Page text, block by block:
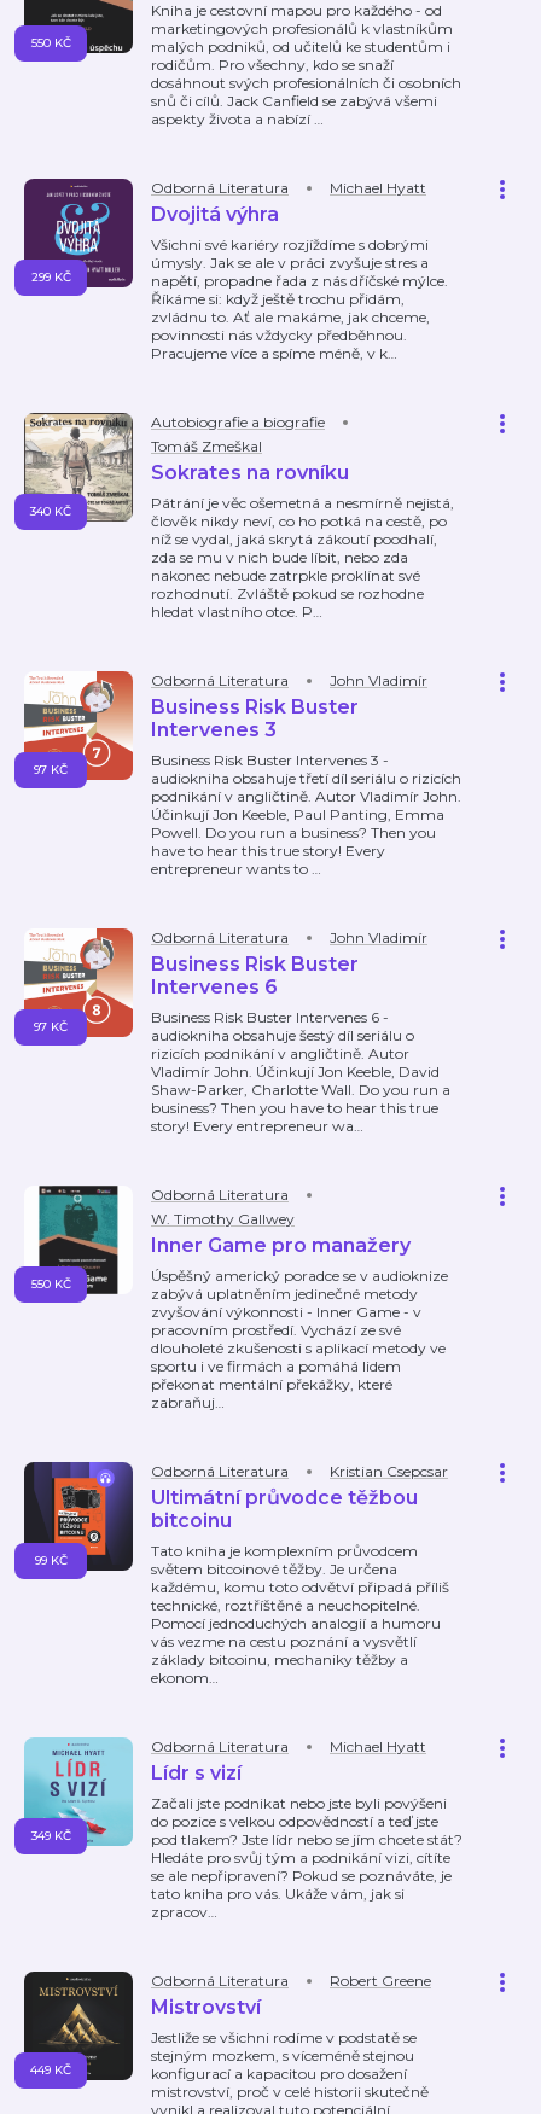
Kniha je cestovní mapou pro každého - od
marketingových profesionálů k vlastníkům
malých podniků, od učitelů ke studentům i
rodičům. Pro všechny, kdo se snaží
dosáhnout svých profesionálních či osobních
snů či cílů. Jack Canfield se zabývá všemi
aspekty života a nabízí …
550 KČ
Odborná Literatura Michael Hyatt
Dvojitá výhra
Všichni své kariéry rozjíždíme s dobrými
úmysly. Jak se ale v práci zvyšuje stres a
napětí, propadne řada z nás dříčské mýlce.
Říkáme si: když ještě trochu přidám,
zvládnu to. Ať ale makáme, jak chceme,
povinnosti nás vždycky předběhnou.
Pracujeme více a spíme méně, v k…
299 KČ
Autobiografie a biografie
Tomáš Zmeškal
Sokrates na rovníku
Pátrání je věc ošemetná a nesmírně nejistá,
člověk nikdy neví, co ho potká na cestě, po
níž se vydal, jaká skrytá zákoutí poodhalí,
zda se mu v nich bude líbit, nebo zda
nakonec nebude zatrpkle proklínat své
rozhodnutí. Zvláště pokud se rozhodne
hledat vlastního otce. P…
340 KČ
Odborná Literatura John Vladimír
Business Risk Buster
Intervenes 3
Business Risk Buster Intervenes 3 -
audiokniha obsahuje třetí díl seriálu o rizicích
podnikání v angličtině. Autor Vladimír John.
Účinkují Jon Keeble, Paul Panting, Emma
Powell. Do you run a business? Then you
have to hear this true story! Every
entrepreneur wants to …
97 KČ
Odborná Literatura John Vladimír
Business Risk Buster
Intervenes 6
Business Risk Buster Intervenes 6 -
audiokniha obsahuje šestý díl seriálu o
rizicích podnikání v angličtině. Autor
Vladimír John. Účinkují Jon Keeble, David
Shaw-Parker, Charlotte Wall. Do you run a
business? Then you have to hear this true
story! Every entrepreneur wa…
97 KČ
Odborná Literatura
W. Timothy Gallwey
Inner Game pro manažery
Úspěšný americký poradce se v audioknize
zabývá uplatněním jedinečné metody
zvyšování výkonnosti - Inner Game - v
pracovním prostředí. Vychází ze své
dlouholeté zkušenosti s aplikací metody ve
sportu i ve firmách a pomáhá lidem
překonat mentální překážky, které
zabraňuj…
550 KČ
Odborná Literatura Kristian Csepcsar
Ultimátní průvodce těžbou
bitcoinu
Tato kniha je komplexním průvodcem
světem bitcoinové těžby. Je určena
každému, komu toto odvětví připadá příliš
technické, roztříštěné a neuchopitelné.
Pomocí jednoduchých analogií a humoru
vás vezme na cestu poznání a vysvětlí
základy bitcoinu, mechaniky těžby a
ekonom…
99 KČ
Odborná Literatura Michael Hyatt
Lídr s vizí
Začali jste podnikat nebo jste byli povýšeni
do pozice s velkou odpovědností a teď jste
pod tlakem? Jste lídr nebo se jím chcete stát?
Hledáte pro svůj tým a podnikání vizi, cítíte
se ale nepřipravení? Pokud se poznáváte, je
tato kniha pro vás. Ukáže vám, jak si
zpracov…
349 KČ
Odborná Literatura Robert Greene
Mistrovství
Jestliže se všichni rodíme v podstatě se
stejným mozkem, s víceméně stejnou
konfigurací a kapacitou pro dosažení
mistrovství, proč v celé historii skutečně
vynikl a realizoval tuto potenciální
449 KČ